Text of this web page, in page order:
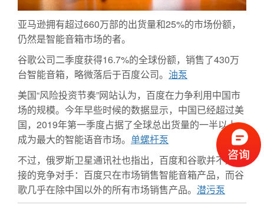
亚马逊拥有超过660万部的出货量和25%的市场份额，
仍然是智能音箱市场的者。
谷歌公司二季度获得16.7%的全球份额，销售了430万
台智能音箱，略微落后于百度公司。 油泵
美国“风险投资节奏”网站认为，百度在力争利用中国市
场的规模。今年早些时候的数据显示，中国已经超过美
国，2019年第一季度占据了全球总出货量的一半以上，
成为最大的智能语音市场。 单螺杆泵
不过，俄罗斯卫星通讯社也指出，百度和谷歌并不是直
接的竞争对手：百度只在市场销售智能音箱产品，而谷
歌几乎在除中国以外的所有市场销售产品。 潜污泵